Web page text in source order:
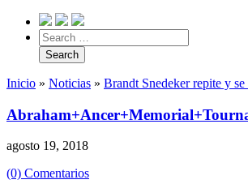
Inicio » Noticias » Brandt Snedeker repite y
agosto 19, 2018
(0) Comentarios